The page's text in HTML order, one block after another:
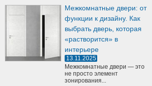
Артикул:
Межкомнатные двери: от
функции к дизайну. Как
выбрать дверь, которая
«растворится» в
интерьере
13.11.2025
Межкомнатные двери — это
не просто элемент
зонирования...